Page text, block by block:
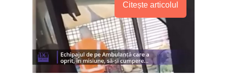
Citește articolul